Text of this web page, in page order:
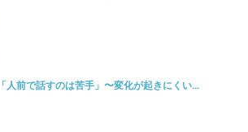
「人前で話すのは苦手」〜変化が起きにくい...